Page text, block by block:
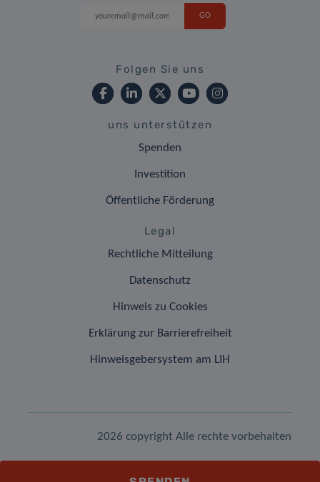
Folgen Sie uns
uns unterstützen
Spenden
Investition
Öffentliche Förderung
Legal
Rechtliche Mitteilung
Datenschutz
Hinweis zu Cookies
Erklärung zur Barrierefreiheit
Hinweisgebersystem am LIH
2026 copyright Alle rechte vorbehalten